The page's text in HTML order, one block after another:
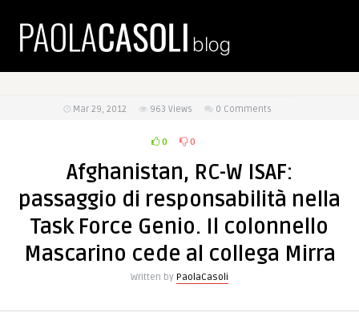
Mar 29, 2012 963 Views 0 Comments
0 0
Afghanistan, RC-W ISAF:
passaggio di responsabilità nella
Task Force Genio. Il colonnello
Mascarino cede al collega Mirra
Written by PaolaCasoli